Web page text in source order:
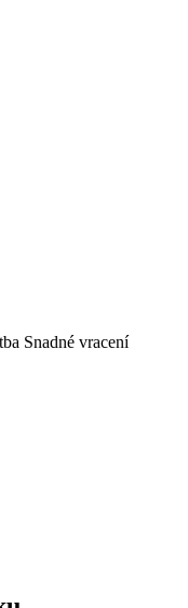
Snadné vracení